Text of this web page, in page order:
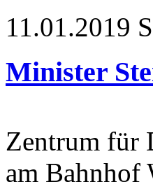
11.01.2019
Minister
Zentrum für
am Bahnhof